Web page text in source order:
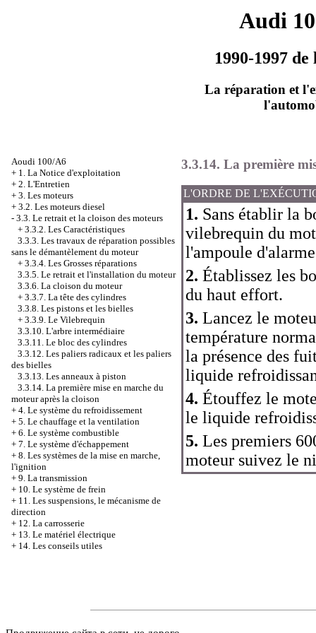
Audi
1990-1997
La réparation et
Aoudi 100/A6
+ 1. La Notice d'exploitation
+ 2. L'Entretien
+ 3. Les moteurs
+ 3.2. Les moteurs diesel
- 3.3. Le retrait et la cloison des moteurs
+ 3.3.2. Les Caractéristiques
3.3.3. Les travaux de réparation possibles
sans le démantèlement du moteur
+ 3.3.4. Les Grosses réparations
3.3.5. Le retrait et l'installation du moteur
3.3.6. La cloison du moteur
+ 3.3.7. La tête des cylindres
3.3.8. Les pistons et les bielles
+ 3.3.9. Le Vilebrequin
3.3.10. L'arbre intermédiaire
3.3.11. Le bloc des cylindres
3.3.12. Les paliers radicaux et les paliers
des bielles
3.3.13. Les anneaux à piston
3.3.14. La première mise en marche du
moteur après la cloison
+ 4. Le système du refroidissement
+ 5. Le chauffage et la ventilation
+ 6. Le système combustible
+ 7. Le système d'échappement
+ 8. Les systèmes de la mise en marche,
l'ignition
+ 9. La transmission
+ 10. Le système de frein
+ 11. Les suspensions, le mécanisme de
direction
+ 12. La carrosserie
+ 13. Le matériel électrique
+ 14. Les conseils utiles
3.3.14. La première
L'ORDRE DE
1. Sans établir la
vilebrequin du
l'ampoule
2. Établissez les
du haut effort.
3. Lancez le
température
la présence des
liquide
4. Étouffez le
le liquide
5. Les premiers
moteur suivez le